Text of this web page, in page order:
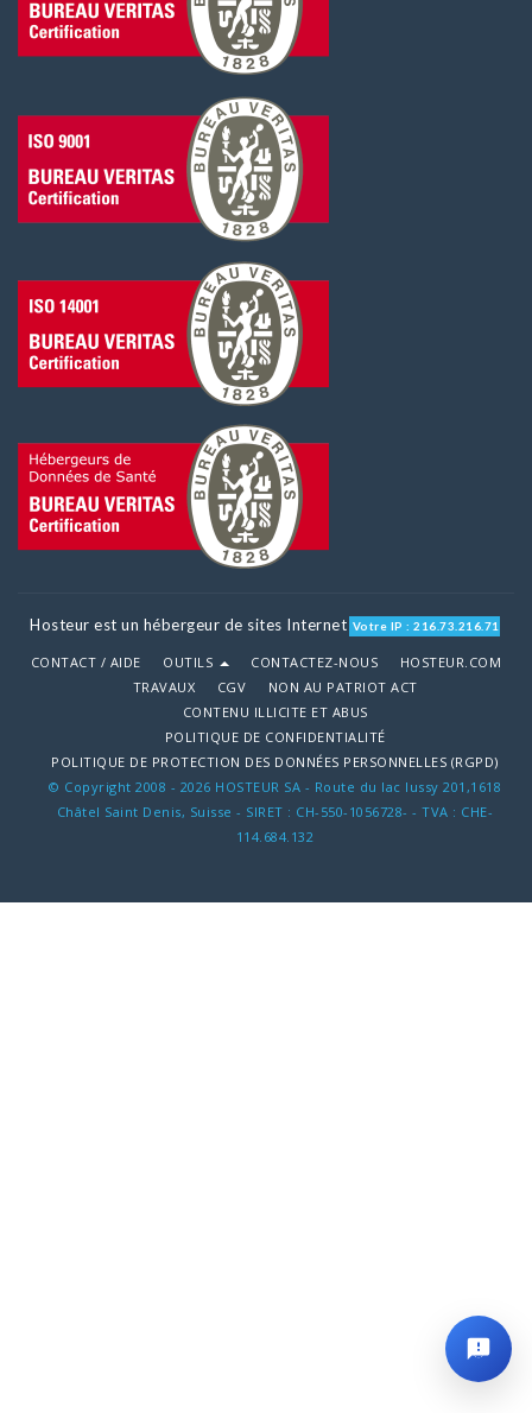
Hosteur est un hébergeur de sites Internet Votre IP : 216.73.216.71
CONTACT / AIDE OUTILS CONTACTEZ-NOUS
HOSTEUR.COM
TRAVAUX
CGV
NON AU PATRIOT ACT
CONTENU ILLICITE ET ABUS
POLITIQUE DE CONFIDENTIALITÉ
POLITIQUE DE PROTECTION DES DONNÉES PERSONNELLES (RGPD)
© Copyright 2008 - 2026 HOSTEUR SA - Route du lac lussy 201,1618
Châtel Saint Denis, Suisse - SIRET : CH-550-1056728- - TVA : CHE-
114.684.132